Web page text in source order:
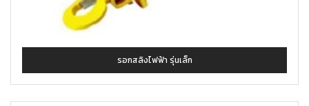
รอกสลิงไฟฟ้า รุ่นเล็ก